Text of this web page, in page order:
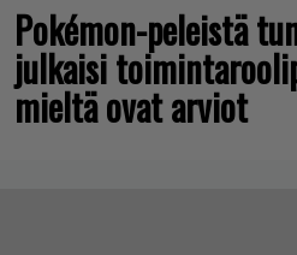
Pokémon-peleistä
julkaisi
mieltä ovat arviot